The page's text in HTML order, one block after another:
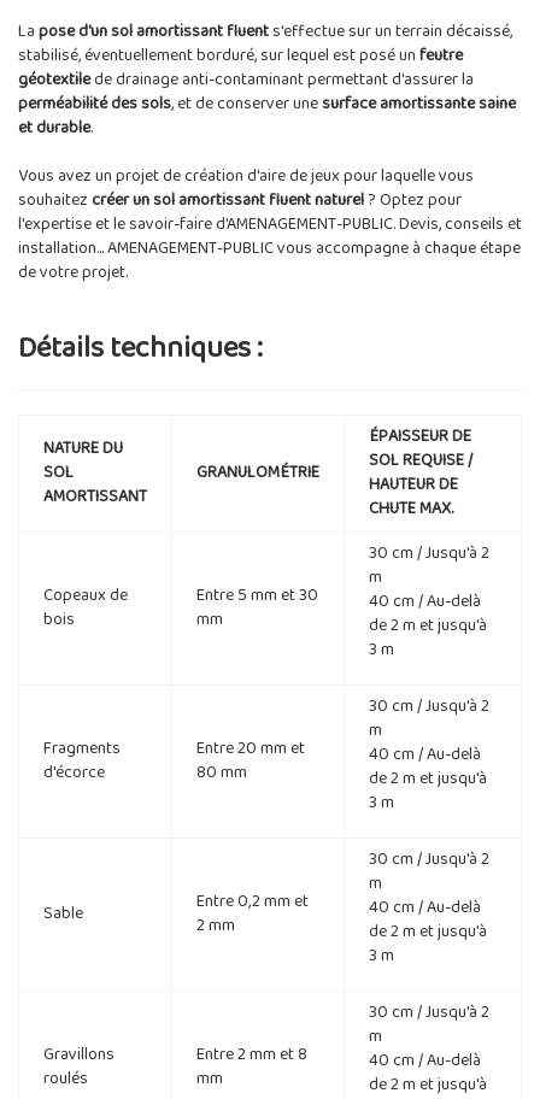
Lapose d'un sol amortissant fluents'effectue sur un terrain décaissé,
stabilisé, éventuellement borduré, sur lequel est posé unfeutre
géotextilede drainage anti-contaminant permettant d'assurer la
perméabilité des sols, et de conserver unesurface amortissante saine
et durable.
Vous avez un projet de création d'aire de jeux pour laquelle vous
souhaitezcréer un sol amortissant fluent naturel? Optez pour
l'expertise et le savoir-faire d'AMENAGEMENT-PUBLIC. Devis, conseils et
installation... AMENAGEMENT-PUBLIC vous accompagne à chaque étape
de votre projet.
Détails techniques :
NATURE DU
SOL
AMORTISSANT
GRANULOMÉTRIE
ÉPAISSEUR DE
SOL REQUISE /
HAUTEUR DE
CHUTE MAX.
Copeaux de
bois
Entre 5 mm et 30
mm
30 cm / Jusqu'à 2
m
40 cm / Au-delà
de 2 m et jusqu'à
3 m
Fragments
d'écorce
Entre 20 mm et
80 mm
30 cm / Jusqu'à 2
m
40 cm / Au-delà
de 2 m et jusqu'à
3 m
Sable
Entre 0,2 mm et
2 mm
30 cm / Jusqu'à 2
m
40 cm / Au-delà
de 2 m et jusqu'à
3 m
Gravillons
roulés
Entre 2 mm et 8
mm
30 cm / Jusqu'à 2
m
40 cm / Au-delà
de 2 m et jusqu'à